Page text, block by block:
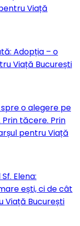
Viață
Adopția – o
Viață București
spre o alegere pe
tăcere. Prin
pentru Viață
Elena:
ești, ci de cât
Viață București